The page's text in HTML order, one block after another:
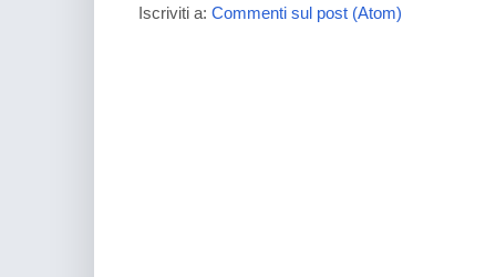
Iscriviti a: Commenti sul post (Atom)